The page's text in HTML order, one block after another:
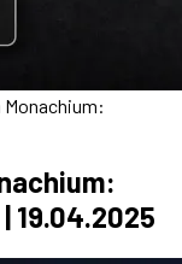
Monachium:
19.04.2025